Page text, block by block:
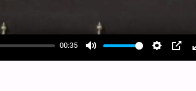
00:35
Mute Settings
PIP